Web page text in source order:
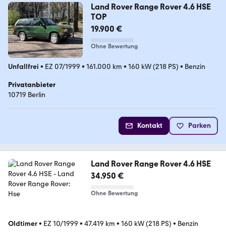
Land Rover Range Rover 4.6 HSE
TOP
19.900 €
Ohne Bewertung
Unfallfrei • EZ 07/1999 • 161.000 km • 160 kW (218 PS) • Benzin
Privatanbieter
10719 Berlin
Kontakt Parken
Land Rover Range Rover 4.6 HSE
34.950 €
Ohne Bewertung
Oldtimer• EZ 10/1999 • 47.419 km • 160 kW (218 PS) • Benzin